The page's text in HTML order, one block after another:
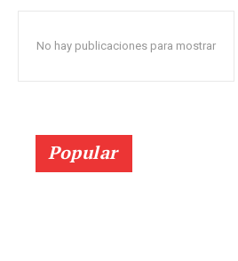
No hay publicaciones para mostrar
Popular